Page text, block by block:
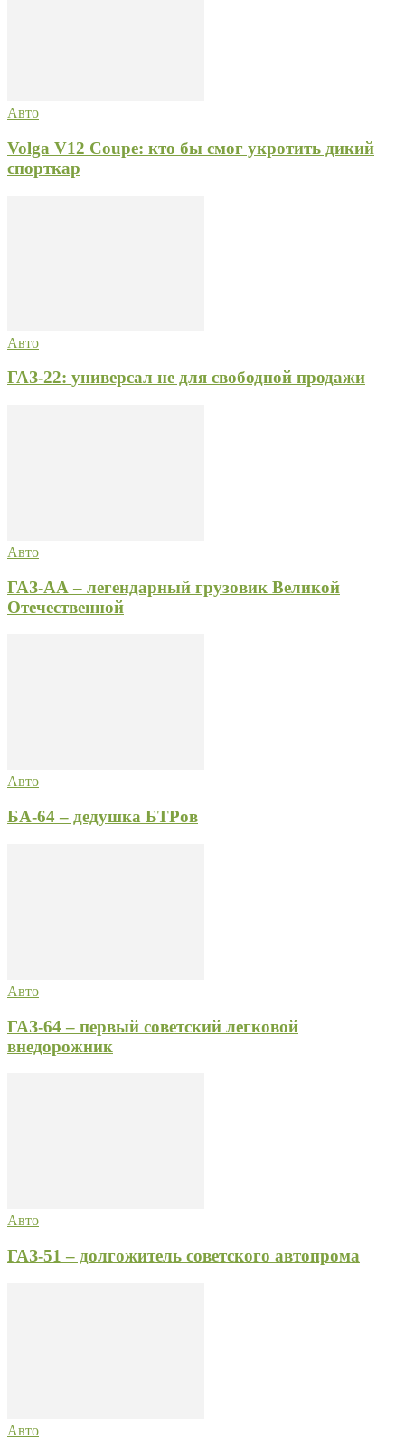
Авто
Volga V12 Coupe: кто бы смог укротить дикий
спорткар
Авто
ГАЗ-22: универсал не для свободной продажи
Авто
ГАЗ-АА – легендарный грузовик Великой
Отечественной
Авто
БА-64 – дедушка БТРов
Авто
ГАЗ-64 – первый советский легковой
внедорожник
Авто
ГАЗ-51 – долгожитель советского автопрома
Авто